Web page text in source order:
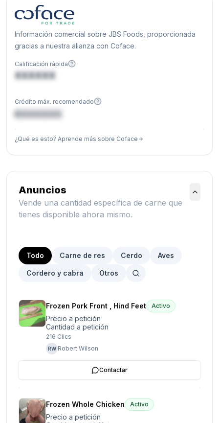
Anuncios
Vende una cantidad específica de carne que
tienes disponible ahora mismo.
Todo Carne de res Cerdo Aves
Cordero y cabra Otros
Frozen Pork Front , Hind Feet Activo
Precio a petición
Cantidad a petición
216 Clics
RW Robert Wilson
Contactar
Frozen Whole Chicken Activo
Precio a petición
Información comercial sobre JBS Foods, proporcionada
gracias a nuestra alianza con Coface.
Calificación rápida
XXXXXX
Crédito máx. recomendado
€XXXXXX
¿Qué es esto? Aprende más sobre Coface